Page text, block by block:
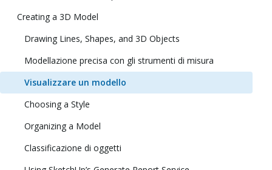
Creating a 3D Model
Drawing Lines, Shapes, and 3D Objects
Modellazione precisa con gli strumenti di misura
Visualizzare un modello
Choosing a Style
Organizing a Model
Classificazione di oggetti